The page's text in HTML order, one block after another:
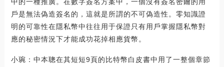
戶是無法偽造簽名的，這就是所謂的不可偽造性。零知識證
明的可靠性在隱私幣中往往用于保證只有用戶掌握隱私幣對
應的秘密情況下才能成功花掉相應貨幣。
小琬：中本聰在其短短9頁的比特幣白皮書中用了一整個章節